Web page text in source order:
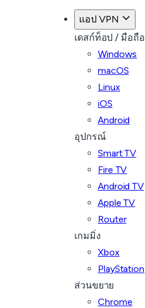
แอป VPN
เดสก์ท็อป / มือถือ
Windows
macOS
Linux
iOS
Android
อุปกรณ์
Smart TV
Fire TV
Android TV
Apple TV
Router
เกมมิ่ง
Xbox
PlayStation
ส่วนขยาย
Chrome